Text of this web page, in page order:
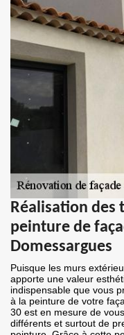
Réalisation des
peinture de
Domessargues
Puisque les murs
apporte une valeur
indispensable que vous
à la peinture de votre
30 est en mesure de
différents et surtout de